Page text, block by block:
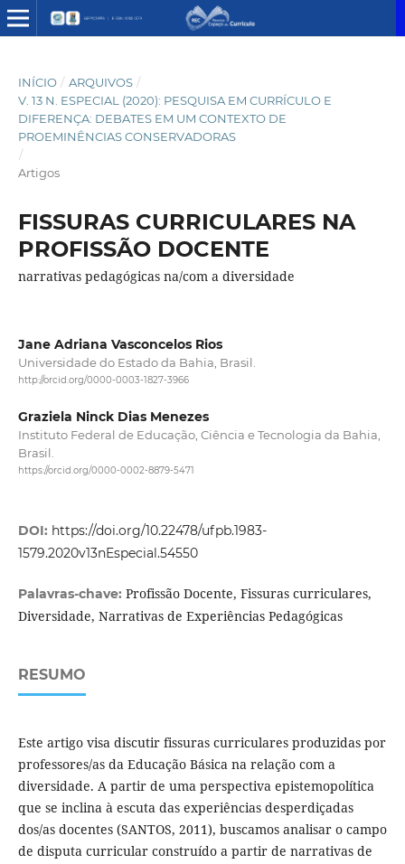
INÍCIO / ARQUIVOS /
V. 13 N. ESPECIAL (2020): PESQUISA EM CURRÍCULO E
DIFERENÇA: DEBATES EM UM CONTEXTO DE
PROEMINÊNCIAS CONSERVADORAS
/
Artigos
FISSURAS CURRICULARES NA
PROFISSÃO DOCENTE
narrativas pedagógicas na/com a diversidade
Jane Adriana Vasconcelos Rios
Universidade do Estado da Bahia, Brasil.
http://orcid.org/0000-0003-1827-3966
Graziela Ninck Dias Menezes
Instituto Federal de Educação, Ciência e Tecnologia da Bahia,
Brasil.
https://orcid.org/0000-0002-8879-5471
DOI: https://doi.org/10.22478/ufpb.1983-
1579.2020v13nEspecial.54550
Palavras-chave: Profissão Docente, Fissuras curriculares,
Diversidade, Narrativas de Experiências Pedagógicas
RESUMO
Este artigo visa discutir fissuras curriculares produzidas por
professores/as da Educação Básica na relação com a
diversidade. A partir de uma perspectiva epistemopolítica
que se inclina à escuta das experiências desperdiçadas
dos/as docentes (SANTOS, 2011), buscamos analisar o campo
de disputa curricular construído a partir de narrativas de